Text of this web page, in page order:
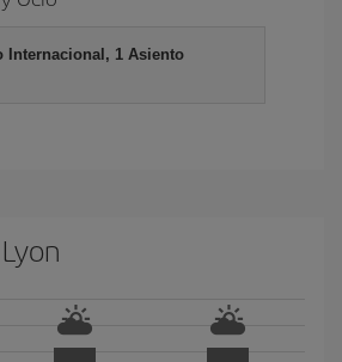
Internacional, 1 Asiento